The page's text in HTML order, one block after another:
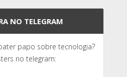
NO TELEGRAM
papo sobre tecnologia?
no telegram: